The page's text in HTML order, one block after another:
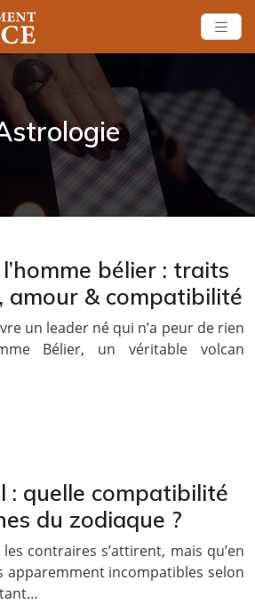
bélier : traits
amour & compatibilité
un leader né qui n’a peur de rien
Bélier, un véritable volcan
: quelle compatibilité
du zodiaque ?
contraires s’attirent, mais qu’en
apparemment incompatibles selon